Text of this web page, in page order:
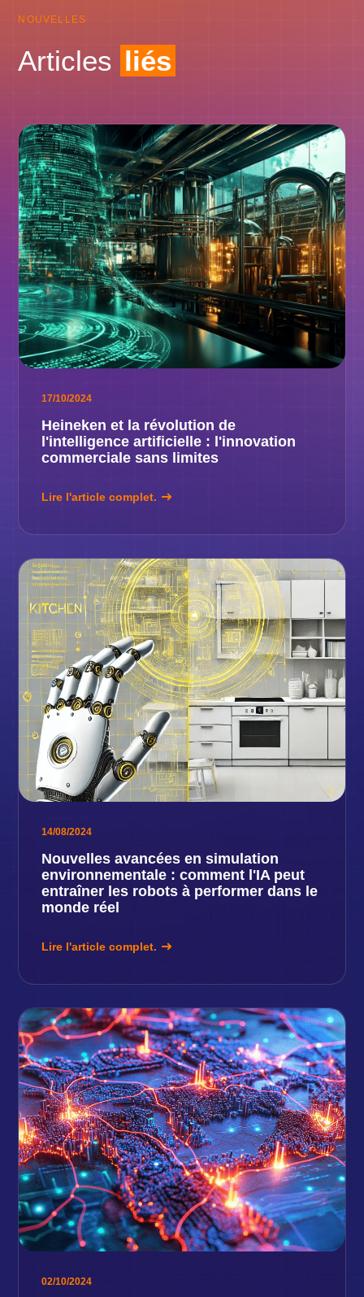
NOUVELLES
Articles liés
17/10/2024
Heineken et la révolution de
l'intelligence artificielle : l'innovation
commerciale sans limites
Lire l'article complet.
14/08/2024
Nouvelles avancées en simulation
environnementale : comment l'IA peut
entraîner les robots à performer dans le
monde réel
Lire l'article complet.
02/10/2024